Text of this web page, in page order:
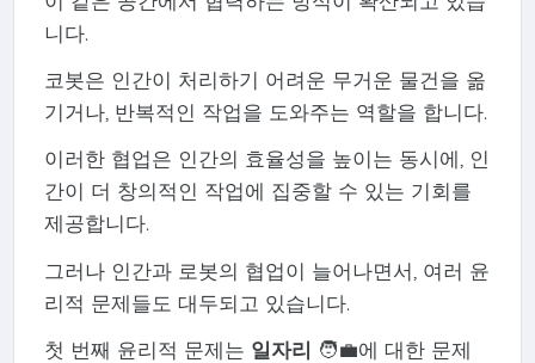
니다.
코봇은 인간이 처리하기 어려운 무거운 물건을 옮
기거나, 반복적인 작업을 도와주는 역할을 합니다.
이러한 협업은 인간의 효율성을 높이는 동시에, 인
간이 더 창의적인 작업에 집중할 수 있는 기회를
제공합니다.
그러나 인간과 로봇의 협업이 늘어나면서, 여러 윤
리적 문제들도 대두되고 있습니다.
첫 번째 윤리적 문제는 일자리 🧑‍💼에 대한 문제